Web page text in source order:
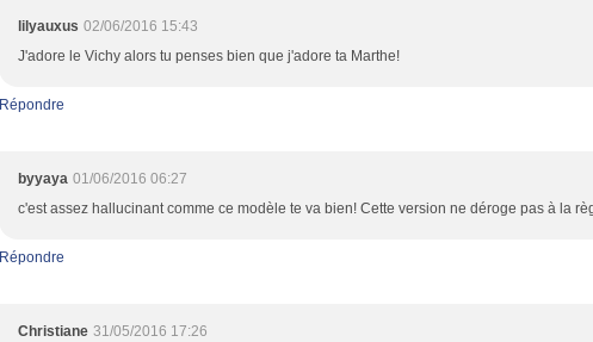
lilyauxus 02/06/2016 15:43
J'adore le Vichy alors tu penses bien que j'adore ta Marthe!
Répondre
byyaya 01/06/2016 06:27
c'est assez hallucinant comme ce modèle te va bien! Cette version ne déroge pas à la
Répondre
Christiane 31/05/2016 17:26